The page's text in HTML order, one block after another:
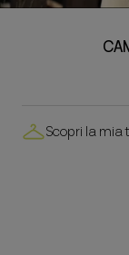
Scopri la mia